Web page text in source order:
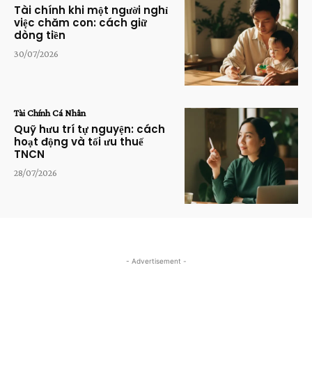
Tài chính khi một người nghỉ
việc chăm con: cách giữ
dòng tiền
30/07/2026
Tài Chính Cá Nhân
Quỹ hưu trí tự nguyện: cách
hoạt động và tối ưu thuế
TNCN
28/07/2026
- Advertisement -